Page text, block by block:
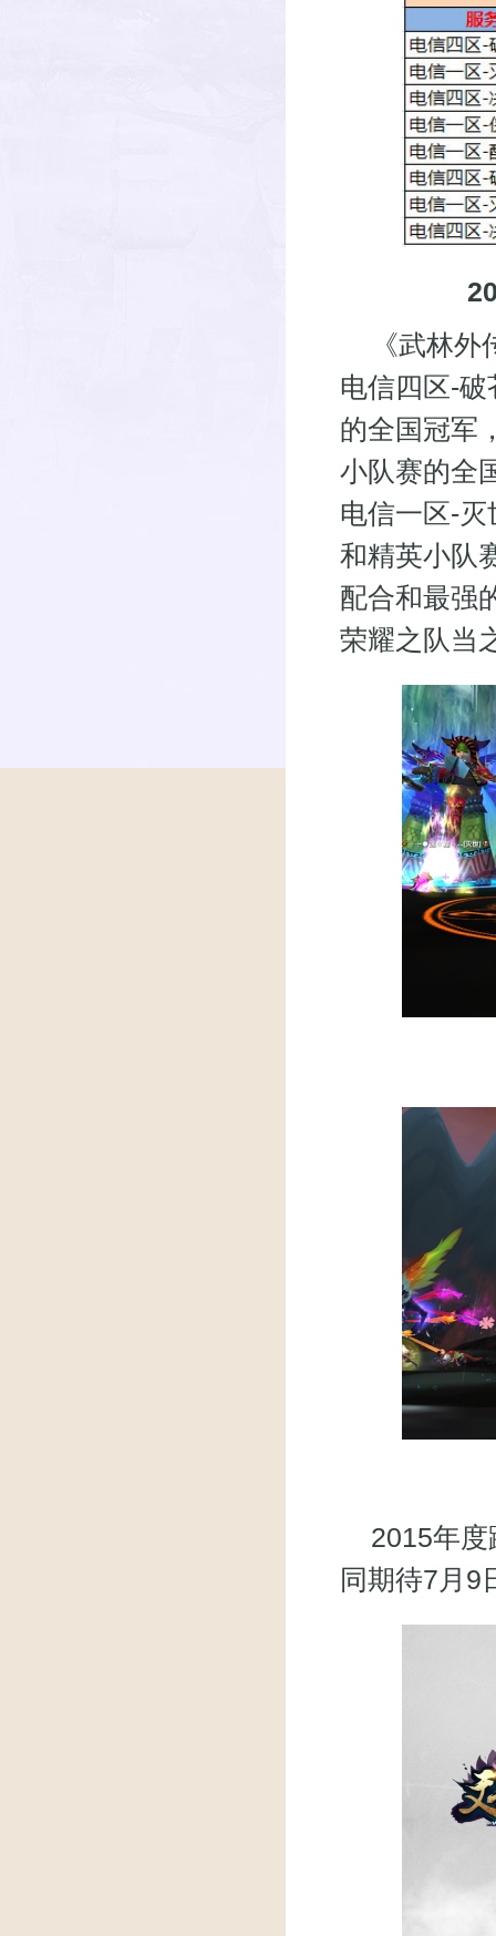
《武林外
电信四区-破
的全国冠军
小队赛的全
电信一区-灭
和精英小队
配合和最强
荣耀之队当
2015年度
同期待7月9